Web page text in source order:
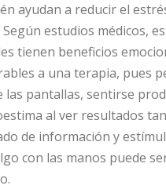
ayudan a reducir el
estudios médicos,
tienen beneficios
a una terapia, pues
las pantallas, sentirse
al ver resultados
de información y
con las manos puede